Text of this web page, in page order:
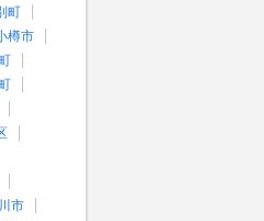
町
樽市
市